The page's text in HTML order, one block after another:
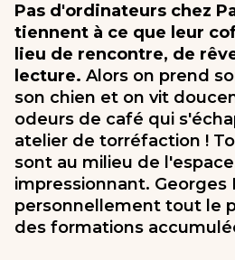
Pas d'ordinateurs chez
tiennent à ce que leur
lieu de rencontre, de
lecture. Alors on prend
son chien et on vit
odeurs de café qui
atelier de torréfaction !
sont au milieu de
impressionnant. Georges
personnellement tout le
des formations